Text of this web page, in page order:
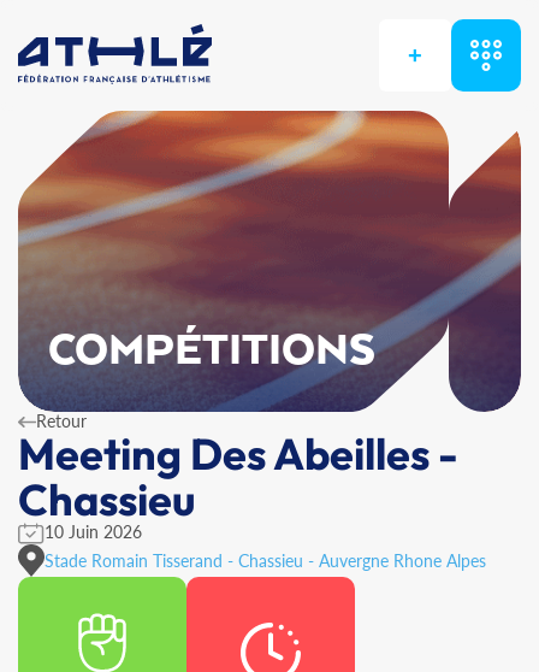
+
COMPÉTITIONS
Retour
Meeting Des Abeilles -
Chassieu
10 Juin 2026
Stade Romain Tisserand - Chassieu - Auvergne Rhone Alpes